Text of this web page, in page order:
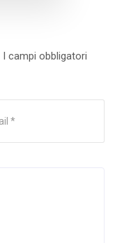
I campi obbligatori